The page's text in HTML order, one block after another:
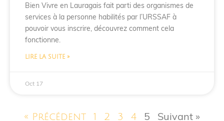
Bien Vivre en Lauragais fait parti des organismes de
services à la personne habilités par l’URSSAF à
pouvoir vous inscrire, découvrez comment cela
fonctionne.
LIRE LA SUITE »
Oct 17
« Précédent 1 2 3 4 5 Suivant »